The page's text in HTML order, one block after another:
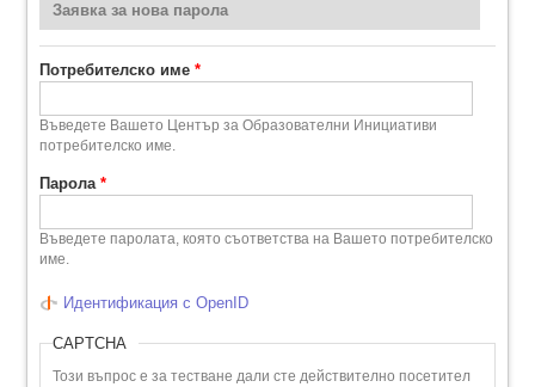
Заявка за нова парола
Потребителско име*
Въведете Вашето Център за Образователни Инициативи
потребителско име.
Парола*
Въведете паролата, която съответства на Вашето потребителско
име.
Идентификация с OpenID
CAPTCHA
Този въпрос е за тестване дали сте действително посетител